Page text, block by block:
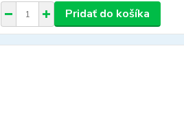
Pridať do košíka